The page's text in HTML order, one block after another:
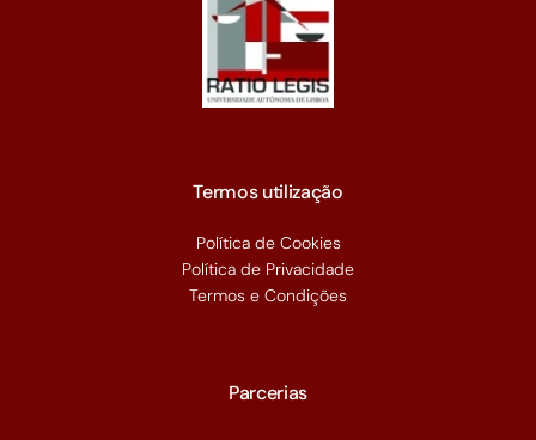
Termos utilização
Política de Cookies
Política de Privacidade
Termos e Condições
Parcerias